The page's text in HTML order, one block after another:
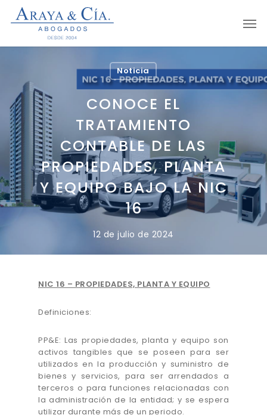
Noticia
CONOCE EL
TRATAMIENTO
CONTABLE DE LAS
PROPIEDADES, PLANTA
Y EQUIPO BAJO LA NIC
16
12 de julio de 2024
NIC 16 – PROPIEDADES, PLANTA Y EQUIPO
Definiciones:
PP&E: Las propiedades, planta y equipo son
activos tangibles que se poseen para ser
utilizados en la producción y suministro de
bienes y servicios, para ser arrendados a
terceros o para funciones relacionadas con
la administración de la entidad; y se espera
utilizar durante más de un periodo.